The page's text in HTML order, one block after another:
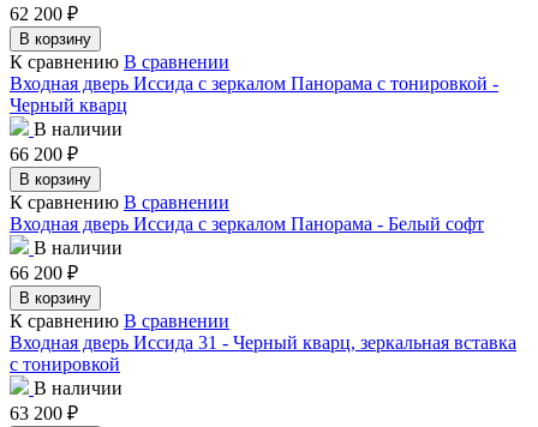
62 200 ₽
В корзину
К сравнению В сравнении
Входная дверь Иссида с зеркалом Панорама с тонировкой -
Черный кварц
В наличии
66 200 ₽
В корзину
К сравнению В сравнении
Входная дверь Иссида с зеркалом Панорама - Белый софт
В наличии
66 200 ₽
В корзину
К сравнению В сравнении
Входная дверь Иссида 31 - Черный кварц, зеркальная вставка
с тонировкой
В наличии
63 200 ₽